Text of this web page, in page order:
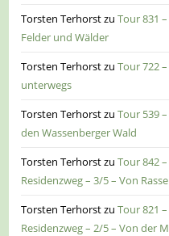
Torsten TerhorstzuTour 831
Felder und Wälder
Torsten TerhorstzuTour 722
unterwegs
Torsten TerhorstzuTour 539
den Wassenberger Wald
Torsten TerhorstzuTour 842
Residenzweg – 3/5 – Von
Torsten TerhorstzuTour 821
Residenzweg – 2/5 – Von der